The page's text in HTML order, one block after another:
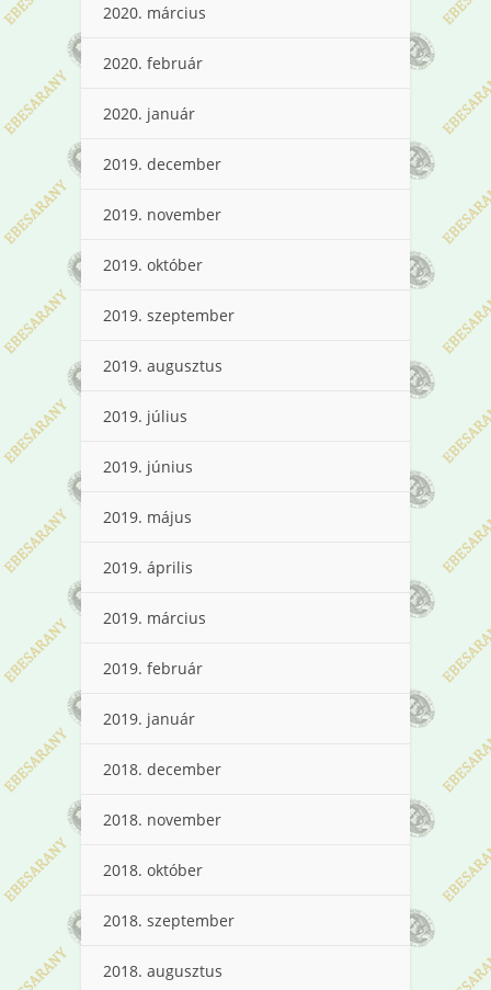
2020. március
2020. február
2020. január
2019. december
2019. november
2019. október
2019. szeptember
2019. augusztus
2019. július
2019. június
2019. május
2019. április
2019. március
2019. február
2019. január
2018. december
2018. november
2018. október
2018. szeptember
2018. augusztus